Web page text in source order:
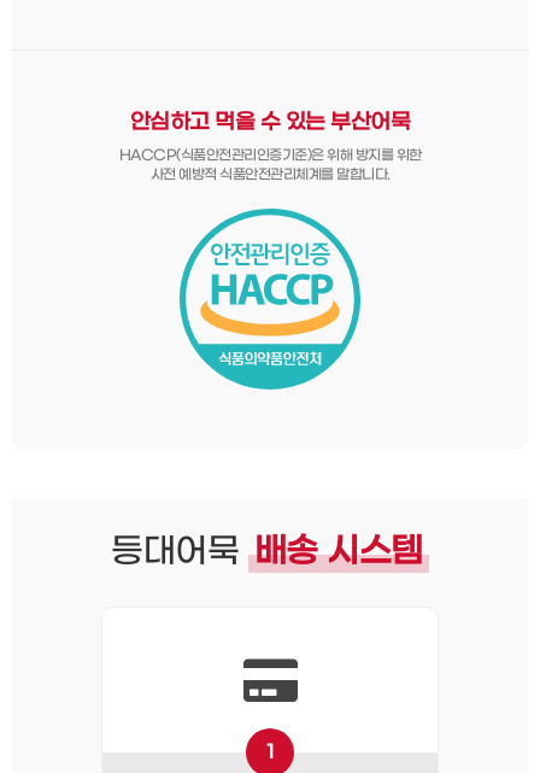
안심하고 먹을 수 있는 부산어묵
HACCP(식품안전관리인증기준)은 위해 방지를 위한
사전 예방적 식품안전관리체계를 말합니다.
등대어묵 배송 시스템
1